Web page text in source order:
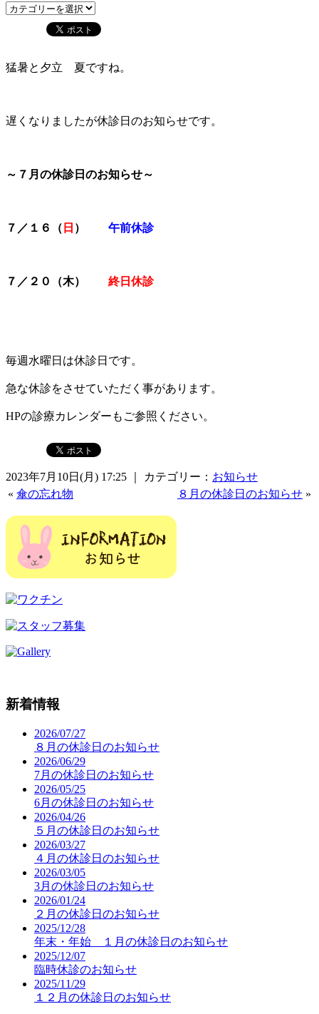
猛暑と夕立 夏ですね。
遅くなりましたが休診日のお知らせです。
～７月の休診日のお知らせ～
７／１６（ 日 ） 午前休診
７／２０（木） 終日休診
毎週水曜日は休診日です。
急な休診をさせていただく事があります。
HPの診療カレンダーもご参照ください。
2023年7月10日(月) 17:25 ｜ カテゴリー： お知らせ
« 傘の忘れ物 ８月の休診日のお知らせ »
新着情報
2026/07/27
８月の休診日のお知らせ
2026/06/29
7月の休診日のお知らせ
2026/05/25
6月の休診日のお知らせ
2026/04/26
５月の休診日のお知らせ
2026/03/27
４月の休診日のお知らせ
2026/03/05
3月の休診日のお知らせ
2026/01/24
２月の休診日のお知らせ
2025/12/28
年末・年始 １月の休診日のお知らせ
2025/12/07
臨時休診のお知らせ
2025/11/29
１２月の休診日のお知らせ